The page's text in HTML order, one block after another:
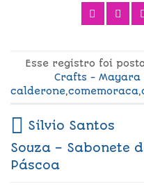
Esse registro foi
Crafts - Mayara
calderone,comemoraca,
Silvio Santos
Souza – Sabonete
Páscoa